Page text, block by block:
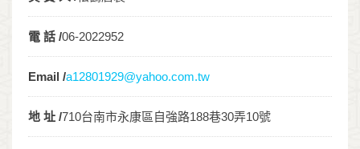
電 話 /06-2022952
Email /a12801929@yahoo.com.tw
地 址 /710台南市永康區自強路188巷30弄10號